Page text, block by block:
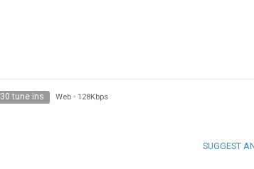
30 tune ins Web - 128Kbps
SUGGEST